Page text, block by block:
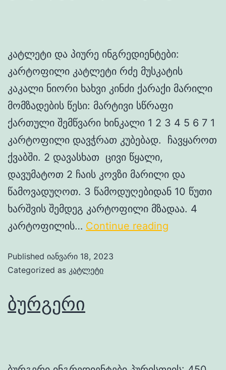
კატლეტი და პიურე ინგრედიენტები:
კარტოფილი კატლეტი რძე მუსკატის
კაკალი ნიორი ხახვი კინძი ქარაქი მარილი
მომზადების წესი: მარტივი სწრაფი
ქართული შემწვარი ხინკალი 1 2 3 4 5 6 7 1
კარტოფილი დავჭრათ კუბებად. ჩავყაროთ
ქვაბში. 2 დავასხათ ცივი წყალი,
დავუმატოთ 2 ჩაის კოვზი მარილი და
წამოვადუღოთ. 3 წამოდუღებიდან 10 წუთი
ხარშვის შემდეგ კარტოფილი მზადაა. 4
კარტოფილის… Continue reading
Published იანვარი 18, 2023
Categorized as კატლეტი
ბურგერი